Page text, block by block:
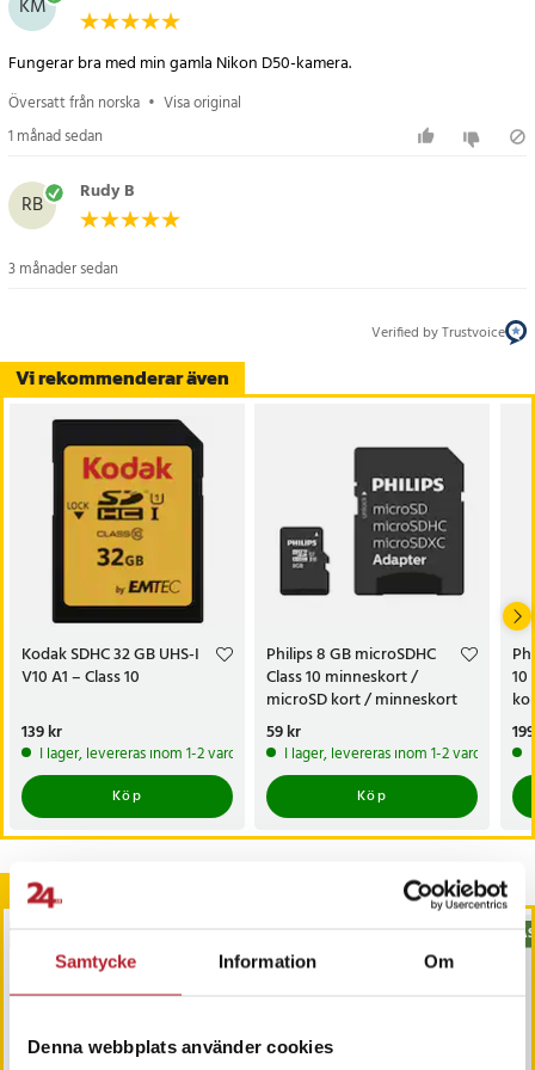
Samtycke Information Om
Denna webbplats använder cookies
Specifikation
- Kapacitet: 2 GB
- Format: SD
- Användningsområde: foto, video och filförvaring
Artikelnummer :128506
Vi rekommenderar även
Kodak SDHC 32 GB UHS-I
V10 A1 – Class 10
Pris:139 kr
139 kr
I lager, levereras inom 1-2 vardagar
Köp
Philips 8 GB microSDHC
Class 10 minneskort /
microSD kort / minneskort
för smartphone kamera
surfplatta
Pris:
59 kr
I lager, levereras inom 1-2 vardagar
Köp
10
KM
Fungerar bra med min gamla Nikon D50-kamera.
Översatt från norska • Visa original
1 månad sedan
RB Rudy B
3 månader sedan
Verified by Trustvoice
Andra köpte också